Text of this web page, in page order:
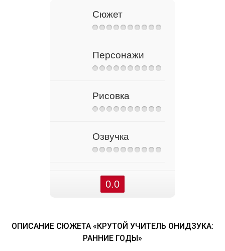
Сюжет
Персонажи
Рисовка
Озвучка
0.0
ОПИСАНИЕ СЮЖЕТА «КРУТОЙ УЧИТЕЛЬ ОНИДЗУКА:
РАННИЕ ГОДЫ»